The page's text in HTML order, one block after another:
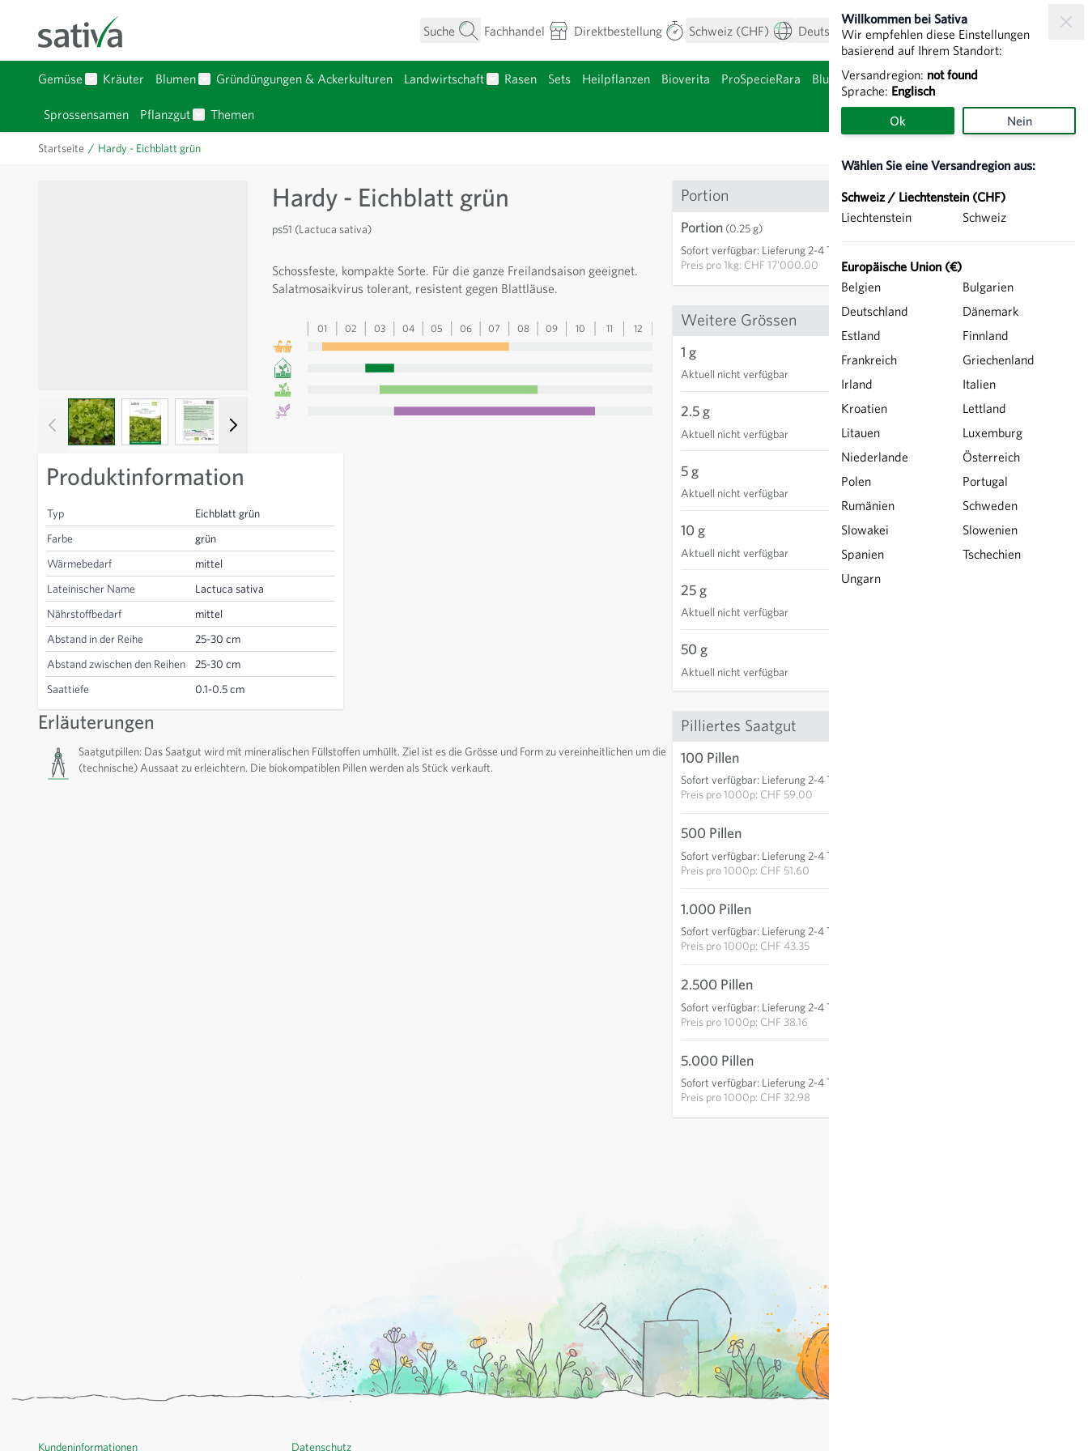
Suche
Fachhandel Direktbestellung Schweiz (CHF) Deutsch Mein Konto Warenkorb
Gemüse
Kräuter
Blumen
Gründüngungen & Ackerkulturen
Landwirtschaft
Rasen Sets Heilpflanzen Bioverita ProSpecieRara
Blumenzwiebeln & Knollen
Sprossensamen
Pflanzgut
Themen
Willkommen bei Sativa
Wir empfehlen diese Einstellungen
basierend auf Ihrem Standort:
Versandregion: not found
Sprache: Englisch
Ok Nein
Wählen Sie eine Versandregion aus:
Schweiz / Liechtenstein (CHF)
Liechtenstein
Schweiz
Europäische Union (€)
Belgien
Bulgarien
Deutschland
Dänemark
Estland
Finnland
Frankreich
Griechenland
Irland
Italien
Kroatien
Lettland
Litauen
Luxemburg
Niederlande
Österreich
Polen
Portugal
Rumänien
Schweden
Slowakei
Slowenien
Spanien
Tschechien
Ungarn
Startseite / Hardy - Eichblatt grün
Hardy - Eichblatt grün
ps51 (Lactuca sativa)
Schossfeste, kompakte Sorte. Für die ganze Freilandsaison geeignet.
Salatmosaikvirus tolerant, resistent gegen Blattläuse.
01 02 03 04 05 06 07 08 09 10 11 12
View larger imageView larger imageView larger imageView larger image View larger image
Produktinformation
Typ
Eichblatt grün
Farbe
grün
Wärmebedarf
mittel
Lateinischer Name
Lactuca sativa
Nährstoffbedarf
mittel
Abstand in der Reihe
25-30 cm
Abstand zwischen den Reihen
25-30 cm
Saattiefe
0.1-0.5 cm
Erläuterungen
Saatgutpillen: Das Saatgut wird mit mineralischen Füllstoffen umhüllt. Ziel ist es die Grösse und Form zu vereinheitlichen um die
(technische) Aussaat zu erleichtern. Die biokompatiblen Pillen werden als Stück verkauft.
Portion
Portion (0.25 g)
Sofort verfügbar: Lieferung 2-4 Tage
Preis pro1kg: CHF 17’000.00
CHF 4.25
Weitere Grössen
1 g
Aktuell nicht verfügbar
2.5 g
Aktuell nicht verfügbar
5 g
Aktuell nicht verfügbar
10 g
Aktuell nicht verfügbar
25 g
Aktuell nicht verfügbar
50 g
Aktuell nicht verfügbar
Pilliertes Saatgut
100 Pillen
Sofort verfügbar: Lieferung 2-4 Tage
Preis pro1000p: CHF 59.00
500 Pillen
Sofort verfügbar: Lieferung 2-4 Tage
Preis pro1000p: CHF 51.60
1.000 Pillen
Sofort verfügbar: Lieferung 2-4 Tage
Preis pro1000p: CHF 43.35
2.500 Pillen
Sofort verfügbar: Lieferung 2-4 Tage
Preis pro1000p: CHF 38.16
5.000 Pillen
Sofort verfügbar: Lieferung 2-4 Tage
Preis pro1000p: CHF 32.98
Kundeninformationen Datenschutz